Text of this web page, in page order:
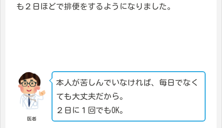
も２日ほどで排便をするようになりました。
医者
本人が苦しんでいなければ、毎日でなく
ても大丈夫だから。
２日に１回でもOK。